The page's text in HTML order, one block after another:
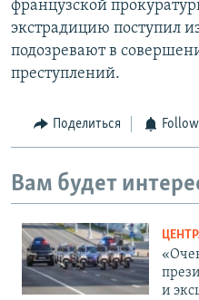
французской
экстрадицию поступил
подозревают в
преступлений.
Поделиться
Вам будет
и